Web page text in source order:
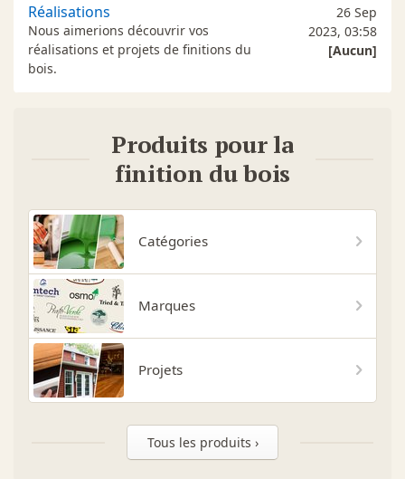
Réalisations
Nous aimerions découvrir vos
réalisations et projets de finitions du
bois.
26 Sep
2023, 03:58
[Aucun]
Produits pour la
finition du bois
Catégories
Marques
Projets
Tous les produits ›